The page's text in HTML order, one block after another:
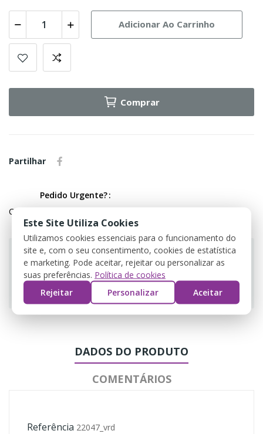
Adicionar Ao Carrinho
Comprar
Partilhar
Pedido Urgente?
Contate-nos através dos meios disponíveis por favor.
Guarantee safe & secure checkout
DADOS DO PRODUTO
COMENTÁRIOS
Referência 22047_vrd
Este Site Utiliza Cookies
Utilizamos cookies essenciais para o funcionamento do
site e, com o seu consentimento, cookies de estatística
e marketing. Pode aceitar, rejeitar ou personalizar as
suas preferências. Política de cookies
Rejeitar
Personalizar Aceitar